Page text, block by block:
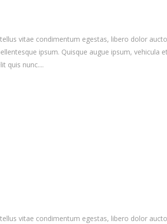
vitae condimentum egestas, libero dolor
ipsum. Quisque augue ipsum, vehicula
quis nunc....
vitae condimentum egestas, libero dolor